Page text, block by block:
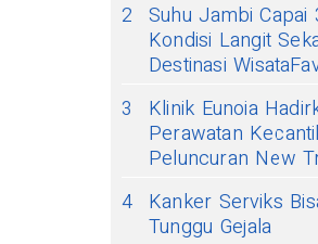
2 Suhu Jambi Capai
Kondisi Langit
Destinasi
3
Klinik Eunoia
Perawatan
Peluncuran New
4 Kanker Serviks
Tunggu Gejala